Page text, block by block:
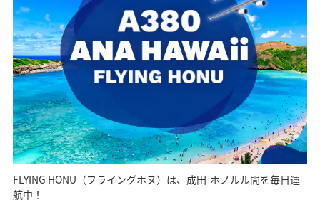
FLYING HONU（フライングホヌ）は、成田-ホノルル間を毎日運
航中！